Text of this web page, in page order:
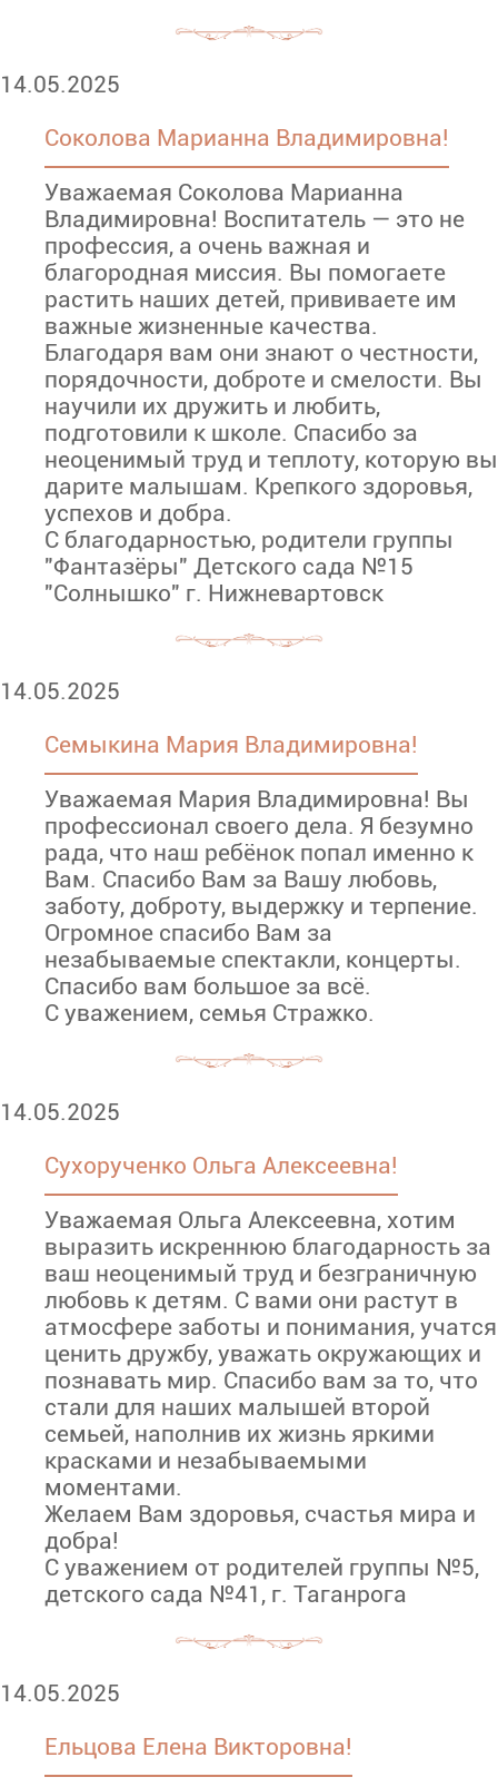
14.05.2025
Соколова Марианна Владимировна!
Уважаемая Соколова Марианна
Владимировна! Воспитатель — это не
профессия, а очень важная и
благородная миссия. Вы помогаете
растить наших детей, прививаете им
важные жизненные качества.
Благодаря вам они знают о честности,
порядочности, доброте и смелости. Вы
научили их дружить и любить,
подготовили к школе. Спасибо за
неоценимый труд и теплоту, которую вы
дарите малышам. Крепкого здоровья,
успехов и добра.
С благодарностью, родители группы
"Фантазёры" Детского сада №15
"Солнышко" г. Нижневартовск
14.05.2025
Семыкина Мария Владимировна!
Уважаемая Мария Владимировна! Вы
профессионал своего дела. Я безумно
рада, что наш ребёнок попал именно к
Вам. Спасибо Вам за Вашу любовь,
заботу, доброту, выдержку и терпение.
Огромное спасибо Вам за
незабываемые спектакли, концерты.
Спасибо вам большое за всё.
С уважением, семья Стражко.
14.05.2025
Сухорученко Ольга Алексеевна!
Уважаемая Ольга Алексеевна, хотим
выразить искреннюю благодарность за
ваш неоценимый труд и безграничную
любовь к детям. С вами они растут в
атмосфере заботы и понимания, учатся
ценить дружбу, уважать окружающих и
познавать мир. Спасибо вам за то, что
стали для наших малышей второй
семьей, наполнив их жизнь яркими
красками и незабываемыми
моментами.
Желаем Вам здоровья, счастья мира и
добра!
С уважением от родителей группы №5,
детского сада №41, г. Таганрога
14.05.2025
Ельцова Елена Викторовна!